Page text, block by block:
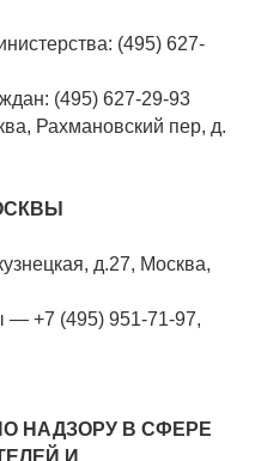
(495) 627-
(495) 627-29-93
Рахмановский пер, д.
д.27, Москва,
— +7 (495) 951-71-97,
НАДЗОРУ В СФЕРЕ
И